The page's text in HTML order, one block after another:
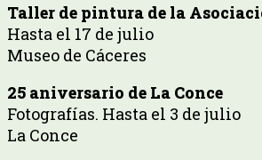
Taller de pintura de la
Hasta el 17 de julio
Museo de Cáceres
25 aniversario de La Conce
Fotografías. Hasta el 3 de julio
La Conce